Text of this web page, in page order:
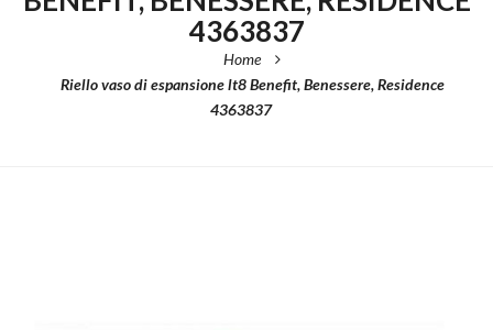
4363837
Home
Riello vaso di espansione lt8 Benefit, Benessere, Residence
4363837